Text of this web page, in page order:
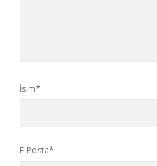
İsim*
E-Posta*